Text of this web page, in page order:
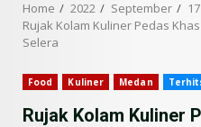
Home 2022 September
17
Rujak Kolam Kuliner Pedas
Selera
Food Kuliner Medan
Rujak Kolam Kuliner